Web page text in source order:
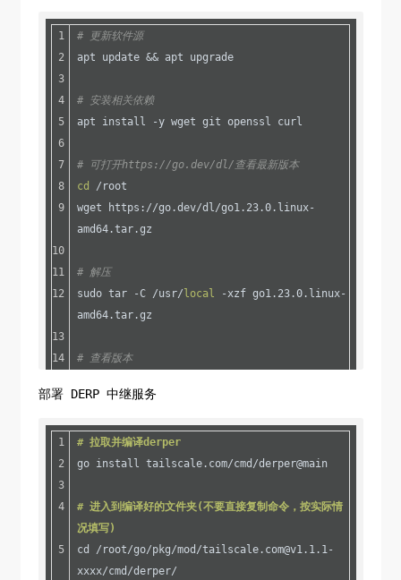
# 更新软件源
apt update && apt upgrade
# 安装相关依赖
apt install -y wget git openssl curl
# 可打开https://go.dev/dl/查看最新版本
cd
/root
wget https://go.dev/dl/go1.23.0.linux-
amd64.tar.gz
# 解压
sudo tar -C /usr/local
-xzf go1.23.0.linux-
amd64.tar.gz
# 查看版本
go version
# 添加环境变量
echo "export PATH=$PATH:/usr/local/go/bin"
source /etc/profile
# 让 Go 使用国内代理源(国外主机忽略)
go env -w GO111MODULE=on
部署 DERP 中继服务
# 拉取并编译derper
go install tailscale.com/cmd/derper@main
# 进入到编译好的文件夹(不要直接复制命令，按实际情
况填写)
cd /root/go/pkg/mod/tailscale.com@v1.1.1-
xxxx/cmd/derper/